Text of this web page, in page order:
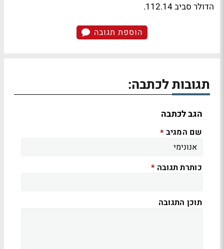
הדולר סביב 112.14.
הוספת תגובה
תגובות לכתבה:
הגב לכתבה
שם המגיב *
כותרת תגובה *
תוכן התגובה